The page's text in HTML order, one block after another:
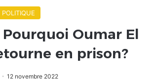
POLITIQUE
Pourquoi Oumar El
en prison?
12 novembre 2022